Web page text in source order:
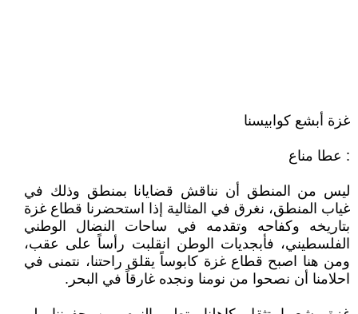
غزة أبشع كوابيسنا
: عطا مناع
ليس من المنطق أن نناقش قضايانا بمنطق وذلك في
غياب المنطق، نغرق في المثالية إذا استحضرنا قطاع غزة
بتاريخه وكفاحه وتقدمه في ساحات النضال الوطني
الفلسطيني، فأبجديات الوطن انقلبت رأساً على عقب،
ومن هنا اصبح قطاع غزة كابوساً يقلق راحتنا، نتمنى في
احلامنا أن نصحوا من نومنا ونجده غارقاً في البحر.